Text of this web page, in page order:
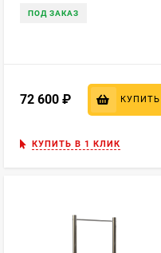
ПОД ЗАКАЗ
72 600 КУПИТЬ
КУПИТЬ В 1 КЛИК